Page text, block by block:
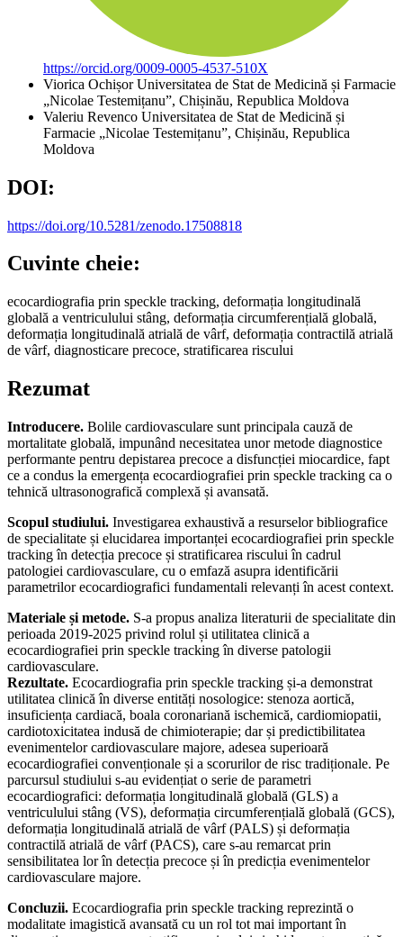
https://orcid.org/0009-0005-4537-510X
Viorica OchișorUniversitatea de Stat de Medicină și Farmacie
„Nicolae Testemițanu”, Chișinău, Republica Moldova
Valeriu Revenco Universitatea de Stat de Medicină și
Farmacie „Nicolae Testemițanu”, Chișinău, Republica
Moldova
DOI:
https://doi.org/10.5281/zenodo.17508818
Cuvinte cheie:
ecocardiografia prin speckle tracking, deformația longitudinală
globală a ventriculului stâng, deformația circumferențială globală,
deformația longitudinală atrială de vârf, deformația contractilă atrială
de vârf, diagnosticare precoce, stratificarea riscului
Rezumat
Introducere. Bolile cardiovasculare sunt principala cauză de
mortalitate globală, impunând necesitatea unor metode diagnostice
performante pentru depistarea precoce a disfuncției miocardice, fapt
ce a condus la emergența ecocardiografiei prin speckle tracking ca o
tehnică ultrasonografică complexă și avansată.
Scopul studiului. Investigarea exhaustivă a resurselor bibliografice
de specialitate și elucidarea importanței ecocardiografiei prin speckle
tracking în detecția precoce și stratificarea riscului în cadrul
patologiei cardiovasculare, cu o emfază asupra identificării
parametrilor ecocardiografici fundamentali relevanți în acest context.
Materiale și metode. S-a propus analiza literaturii de specialitate din
perioada 2019-2025 privind rolul și utilitatea clinică a
ecocardiografiei prin speckle tracking în diverse patologii
cardiovasculare.
Rezultate. Ecocardiografia prin speckle tracking și-a demonstrat
utilitatea clinică în diverse entități nosologice: stenoza aortică,
insuficiența cardiacă, boala coronariană ischemică, cardiomiopatii,
cardiotoxicitatea indusă de chimioterapie; dar și predictibilitatea
evenimentelor cardiovasculare majore, adesea superioară
ecocardiografiei convenționale și a scorurilor de risc tradiționale. Pe
parcursul studiului s-au evidențiat o serie de parametri
ecocardiografici: deformația longitudinală globală (GLS) a
ventriculului stâng (VS), deformația circumferențială globală (GCS),
deformația longitudinală atrială de vârf (PALS) și deformația
contractilă atrială de vârf (PACS), care s-au remarcat prin
sensibilitatea lor în detecția precoce și în predicția evenimentelor
cardiovasculare majore.
Concluzii. Ecocardiografia prin speckle tracking reprezintă o
modalitate imagistică avansată cu un rol tot mai important în